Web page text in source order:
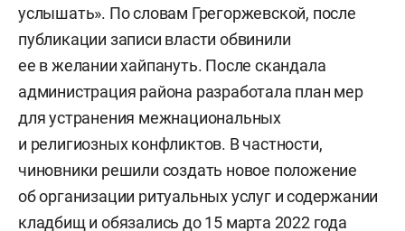
услышать». По словам Грегоржевской, после
публикации записи власти обвинили
ее в желании хайпануть. После скандала
администрация района разработала план мер
для устранения межнациональных
и религиозных конфликтов. В частности,
чиновники решили создать новое положение
об организации ритуальных услуг и содержании
кладбищ и обязались до 15 марта 2022 года